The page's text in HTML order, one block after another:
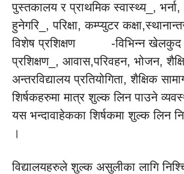
पुस्तकालय र प्राथमिक स्वास्थ्य_,
हुनेगरि_, परिक्षा, कम्प्युटर
विशेष प्रशिक्षण -विभिन्न खेलकुद
प्रशिक्षण_, आवास,परिवहन, भोजन,
अन्तरविद्यालय प्रतियोगिता, शैक्षिक
शिर्षकहरुमा मात्र शुल्क लिन पाउने
यस भन्दावाहेकका शिर्षकमा शुल्क लिन
।
विद्यालयहरुले शुल्क असुलीका लागि